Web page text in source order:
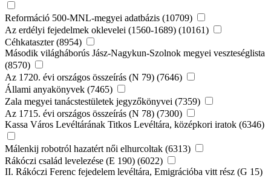
Reformáció 500-MNL-megyei adatbázis (10709)
Az erdélyi fejedelmek oklevelei (1560-1689) (10161)
Céhkataszter (8954)
Második világháborús Jász-Nagykun-Szolnok megyei veszteséglista
(8570)
Az 1720. évi országos összeírás (N 79) (7646)
Állami anyakönyvek (7465)
Zala megyei tanácstestületek jegyzőkönyvei (7359)
Az 1715. évi országos összeírás (N 78) (7300)
Kassa Város Levéltárának Titkos Levéltára, középkori iratok (6346)
Málenkij robotról hazatért női elhurcoltak (6313)
Rákóczi család levelezése (E 190) (6022)
II. Rákóczi Ferenc fejedelem levéltára, Emigrációba vitt rész (G 15)